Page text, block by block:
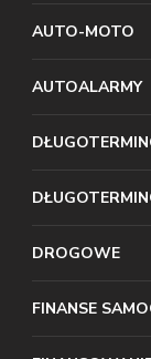
AUTO-MOTO
AUTOALARMY
DROGOWE
FINANSE